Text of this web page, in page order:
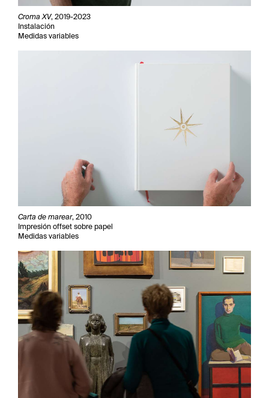
Croma XV, 2019-2023
Instalación
Medidas variables
Carta de marear, 2010
Impresión offset sobre papel
Medidas variables